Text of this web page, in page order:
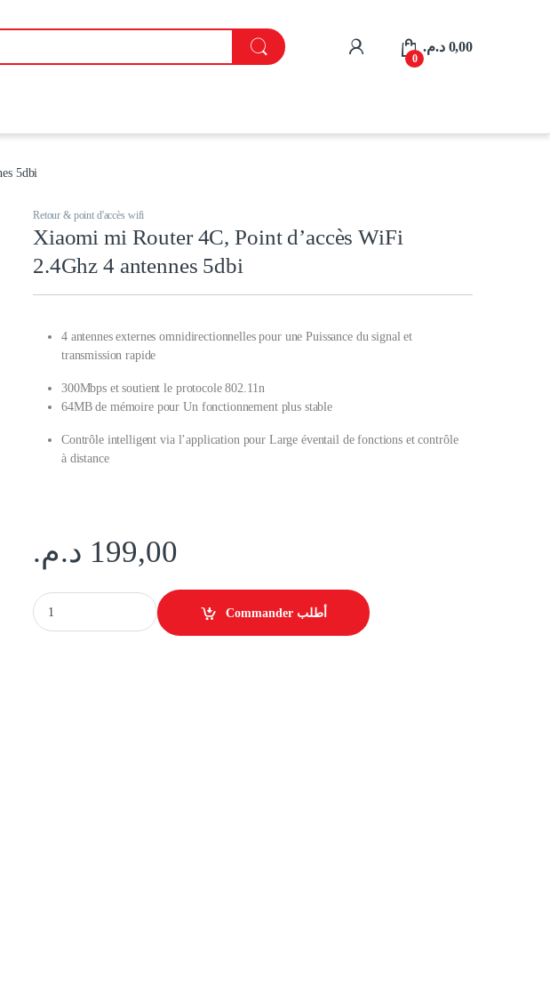
My Account
0
0,00 د.م.
5dbi
Retour & point d'accès wifi
Xiaomi mi Router 4C, Point d’accès WiFi
2.4Ghz 4 antennes 5dbi
4 antennes externes omnidirectionnelles pour une Puissance du signal et
transmission rapide
300Mbps et soutient le protocole 802.11n
64MB de mémoire pour Un fonctionnement plus stable
Contrôle intelligent via l’application pour Large éventail de fonctions et contrôle
à distance
199,00 د.م.
Xiaomi mi Router 4C, Point d'accès WiFi 2.4Ghz 4 antennes 5dbi quantity
Commander أطلب